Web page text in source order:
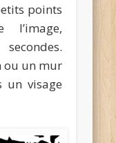
points
ou un mur
un visage